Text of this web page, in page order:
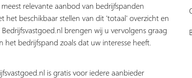
relevante aanbod van bedrijfspanden
het beschikbaar stellen van dit 'totaal' overzicht en
brengen wij u vervolgens graag
bedrijfspand zoals dat uw interesse heeft.
is gratis voor iedere aanbieder